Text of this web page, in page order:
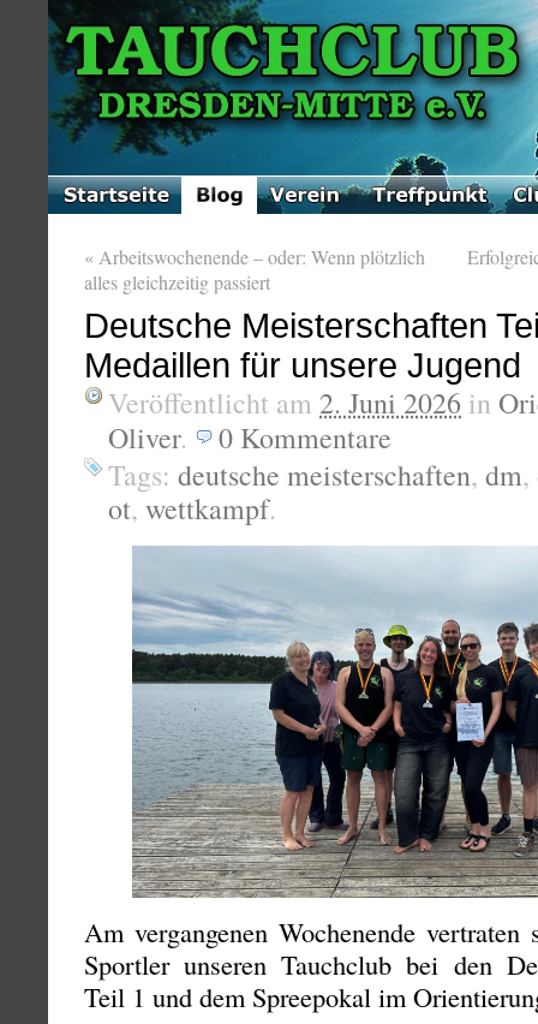
« Arbeitswochenende – oder: Wenn plötzlich
alles gleichzeitig passiert
Deutsche Meisterschaften
Medaillen für unsere Jugend
Veröffentlicht am 2. Juni 2026 in
Oliver. 0 Kommentare
Tags: deutsche meisterschaften, dm,
ot, wettkampf.
Am vergangenen Wochenende
Sportler unseren Tauchclub bei den
Teil 1 und dem Spreepokal im